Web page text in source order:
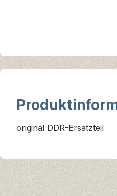
original DDR-Ersatzteil